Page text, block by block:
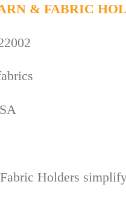
& FABRIC
Holders